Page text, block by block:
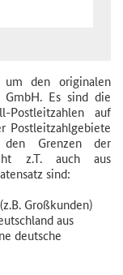
den originalen
GmbH. Es sind die
Postleitzahlen auf
Postleitzahlgebiete
Grenzen der
z.T. auch aus
sind:
Großkunden)
aus
deutsche